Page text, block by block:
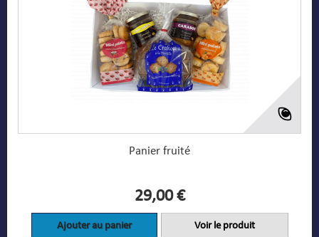
Panier fruité
29,00 €
Ajouter au panier Voir le produit